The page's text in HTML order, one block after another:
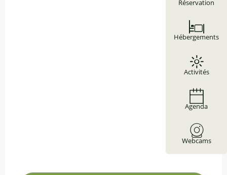
Réservation
Hébergements
Activités
Agenda
Webcams